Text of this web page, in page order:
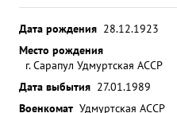
Дата рождения 28.12.1923
Место рождения
г. Сарапул Удмуртская АССР
Дата выбытия 27.01.1989
Военкомат Удмуртская АССР